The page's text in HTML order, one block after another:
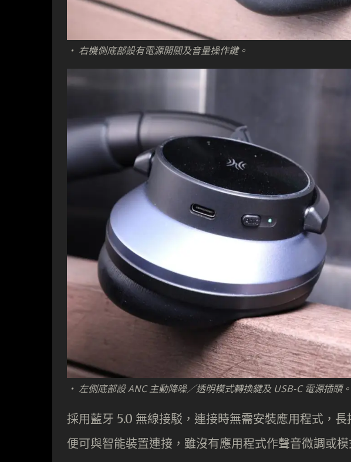
· 右機側底部設有電源開關及音量操作鍵。
· 左側底部設 ANC 主動降噪／透明模式轉換鍵及 USB-C 電源插頭。
採用藍牙 5.0 無線接駁，連接時無需安裝應用程式，長
便可與智能裝置連接，雖沒有應用程式作聲音微調或